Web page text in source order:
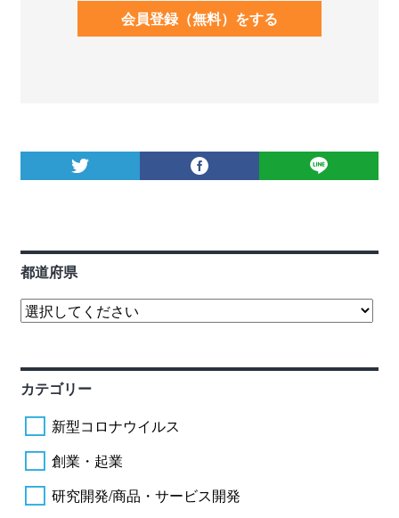
会員登録（無料）をする
都道府県
カテゴリー
新型コロナウイルス
創業・起業
研究開発/商品・サービス開発